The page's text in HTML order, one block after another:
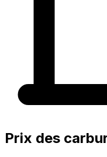
Prix des